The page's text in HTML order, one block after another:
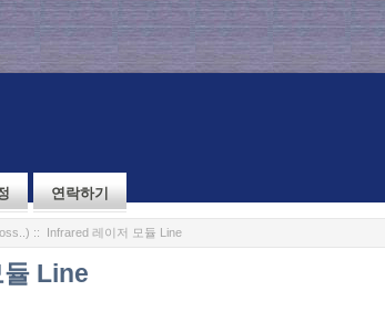
연락하기
:: Infrared 레이저 모듈 Line
Line